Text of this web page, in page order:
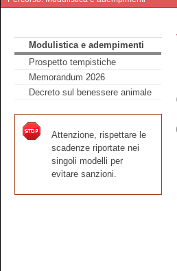
Modulistica e adempimenti
Prospetto tempistiche
Memorandum 2026
Decreto sul benessere animale
Attenzione, rispettare le
scadenze riportate nei
singoli modelli per
evitare sanzioni.